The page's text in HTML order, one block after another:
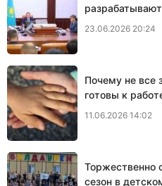
23.06.2026 20:24
Почему не все
готовы к
11.06.2026 14:02
Торжественно
сезон в